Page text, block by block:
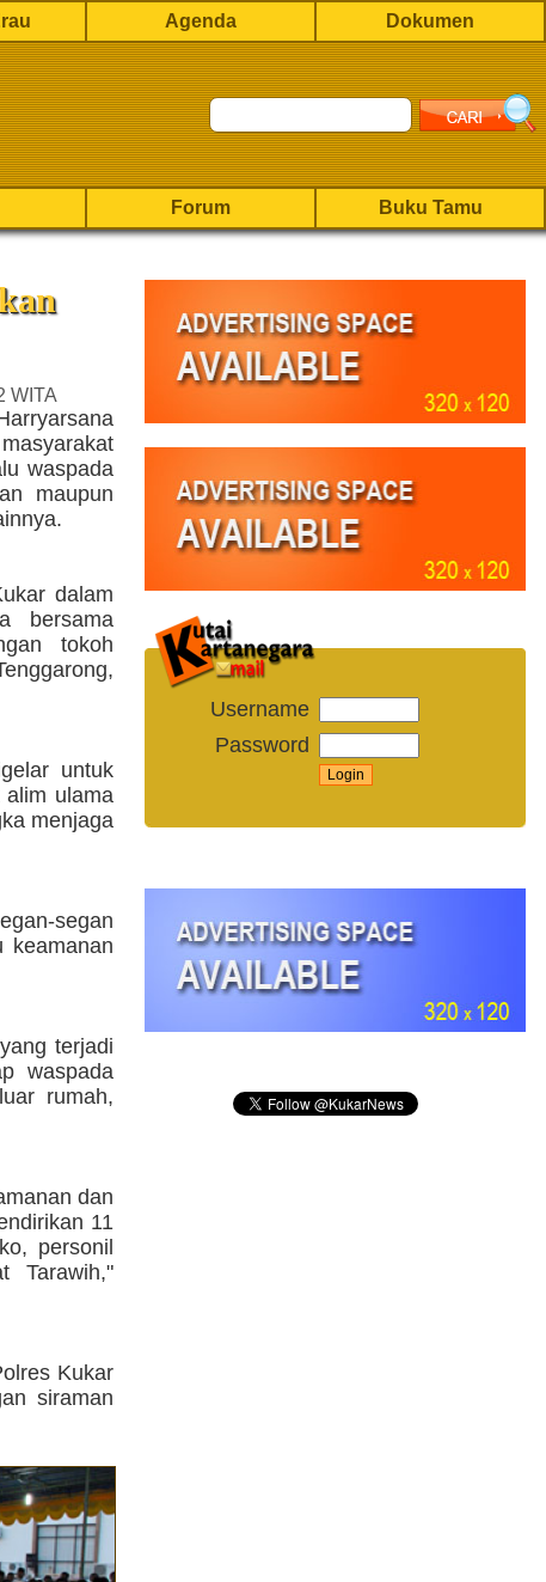
Agenda Dokumen
Forum Buku Tamu
WITA
waspada
maupun
dalam
bersama
tokoh
untuk
alim ulama
menjaga
segan
keamanan
terjadi
waspada
rumah,
dan
11
personil
Tarawih,"
Kukar
siraman
Username
Password